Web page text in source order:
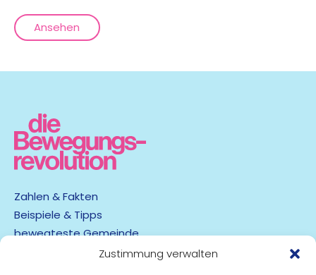
Zustimmung verwalten
Ansehen
Zahlen & Fakten
Beispiele & Tipps
bewegteste Gemeinde